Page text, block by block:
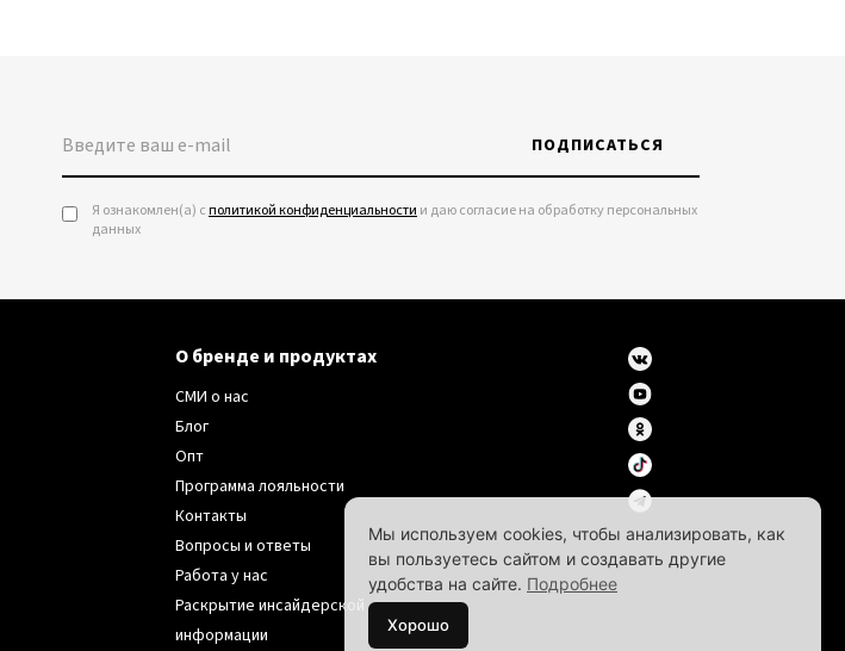
ПОДПИСАТЬСЯ
Я ознакомлен(а) сполитикой конфиденциальности и даю согласие на обработку персональных
данных
О бренде и продуктах
СМИ о нас
Блог
Опт
Программа лояльности
Контакты
Вопросы и ответы
Работа у нас
Раскрытие инсайдерской
информации
Мы используем cookies, чтобы анализировать, как
вы пользуетесь сайтом и создавать другие
удобства на сайте. Подробнее
Хорошо